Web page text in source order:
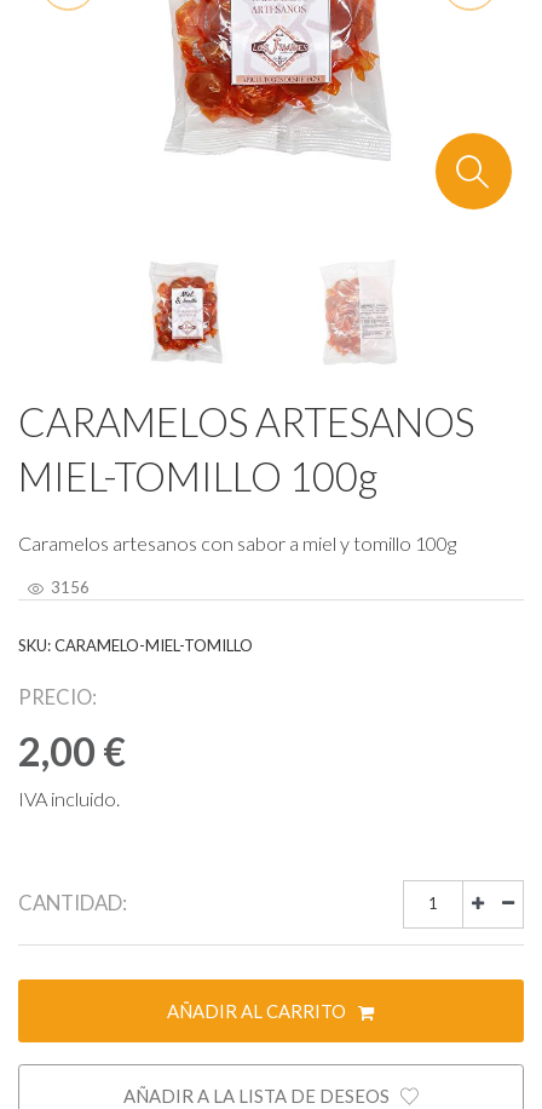
CARAMELOS ARTESANOS
MIEL-TOMILLO 100g
Caramelos artesanos con sabor a miel y tomillo 100g
3156
SKU: CARAMELO-MIEL-TOMILLO
PRECIO:
2,00 €
IVA incluido.
CANTIDAD:
AÑADIR AL CARRITO
AÑADIR A LA LISTA DE DESEOS